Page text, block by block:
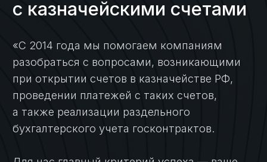
казначейского
сопровождения:
Кейсы
Кейс №1
Открытие
казначейского счета
и осуществление
торгово-закупочной